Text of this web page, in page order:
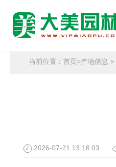
当前位置：首页>产地信息 >
2026-07-21 13:18:03